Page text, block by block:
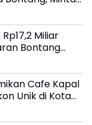
Miliar
Bontang
Cafe Kapal
Unik di Kota